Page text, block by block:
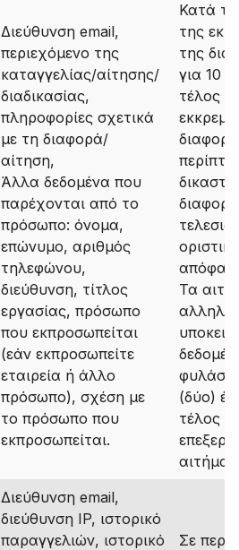
Διεύθυνση email,
περιεχόμενο της
καταγγελίας/αίτησης/
διαδικασίας,
πληροφορίες σχετικά
με τη διαφορά/
αίτηση,
Άλλα δεδομένα που
παρέχονται από το
πρόσωπο: όνομα,
επώνυμο, αριθμός
τηλεφώνου,
διεύθυνση, τίτλος
εργασίας, πρόσωπο
που εκπροσωπείται
(εάν εκπροσωπείτε
εταιρεία ή άλλο
πρόσωπο), σχέση με
το πρόσωπο που
εκπροσωπείται.
Κατά τη
της
της
για 10
τέλος
Τα
(δύο)
τέλος
Διεύθυνση email,
διεύθυνση IP, ιστορικό
παραγγελιών, ιστορικό
Σε